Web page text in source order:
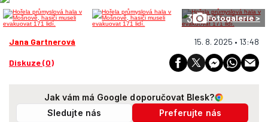
3 Fotogalerie >
Jana Gartnerová 15. 8. 2025 • 13:48
Diskuze (0)
Jak vám má Google doporučovat Blesk?
Sledujte nás
Preferujte nás